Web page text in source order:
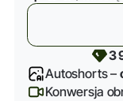
3
Autoshorts –
Konwersja